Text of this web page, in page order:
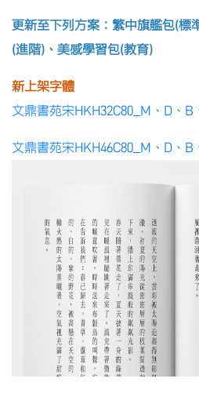
更新至下列方案：繁中旗艦包(標
(進階)、美感學習包(教育)
新上架字體
文鼎書苑宋HKH32C80_M、D、B
文鼎書苑宋HKH46C80_M、D、B